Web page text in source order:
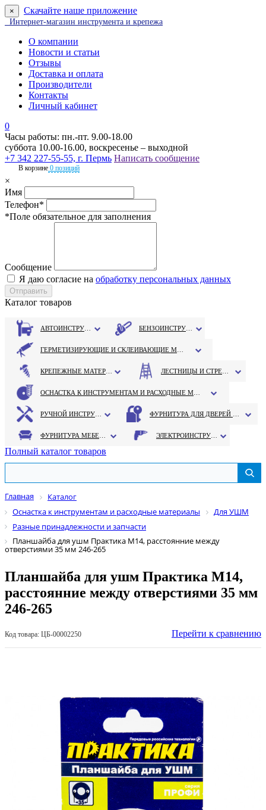
× Скачайте наше приложение
Интернет-магазин инструмента и крепежа
О компании
Новости и статьи
Отзывы
Доставка и оплата
Производители
Контакты
Личный кабинет
0
Часы работы: пн.-пт. 9.00-18.00
суббота 10.00-16.00, воскресенье – выходной
+7 342 227-55-55, г. Пермь Написать сообщение
В корзине 0 позиций
×
Имя
Телефон*
*Поле обязательное для заполнения
Сообщение
Я даю согласие на обработку персональных данных
Каталог товаров
Полный каталог товаров
Главная
Каталог
Оснастка к инструментам и расходные материалы
Для УШМ
Разные принадлежности и запчасти
Планшайба для ушм Практика М14, расстоянние между
отверстиями 35 мм 246-265
Планшайба для ушм Практика М14,
расстоянние между отверстиями 35 мм
246-265
Код товара: ЦБ-00002250 Перейти к сравнению